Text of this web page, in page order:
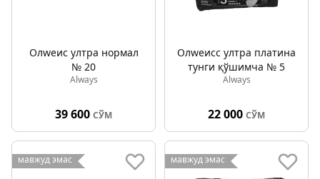
Олwеис ултра нормал
№ 20
Always
39 600 СЎМ
Олwеисс ултра платина
тунги қўшимча № 5
Always
22 000 СЎМ
мавжуд эмас мавжуд эмас